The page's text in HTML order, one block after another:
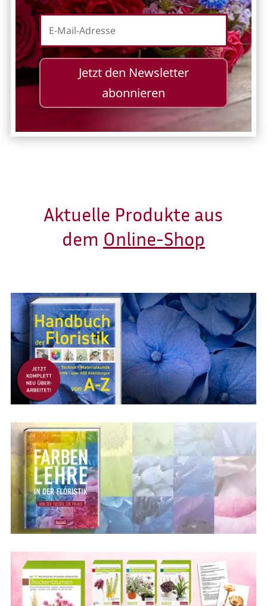
Jetzt den Newsletter
abonnieren
Aktuelle Produkte aus
dem Online-Shop